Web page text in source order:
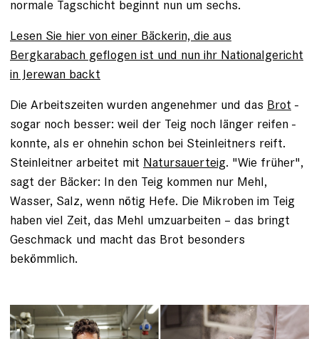
normale Tagschicht beginnt nun um sechs.
Lesen Sie hier von einer Bäckerin, die aus
Bergkarabach geflogen ist und nun ihr Nationalgericht
in Jerewan backt
Die Arbeitszeiten wurden angenehmer und das Brot ­
sogar noch besser: weil der Teig noch länger reifen ­
konnte, als er ohnehin schon bei Steinleitners reift.
Steinleitner arbeitet mit Natursauerteig. "Wie früher",
sagt der Bäcker: In den Teig kommen nur Mehl,
Wasser, Salz, wenn nötig Hefe. Die Mikroben im Teig
haben viel Zeit, das Mehl umzuarbeiten – das bringt
Geschmack und macht das Brot besonders
bekömmlich.